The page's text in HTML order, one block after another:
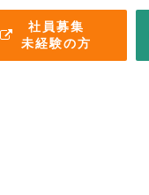
社員募集
未経験の方